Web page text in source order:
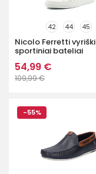
42 44 45
Nicolo Ferretti vyriški
sportiniai bateliai
54,99 €
109,99 €
-55%